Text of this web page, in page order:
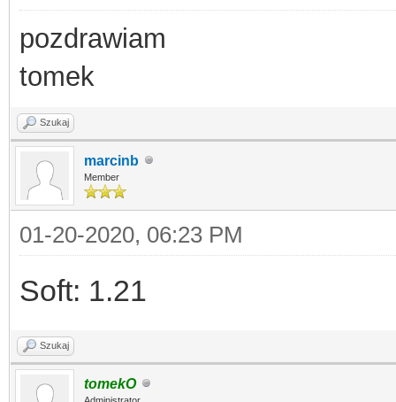
pozdrawiam
tomek
Szukaj
marcinb
Member
01-20-2020, 06:23 PM
Soft: 1.21
Szukaj
tomekO